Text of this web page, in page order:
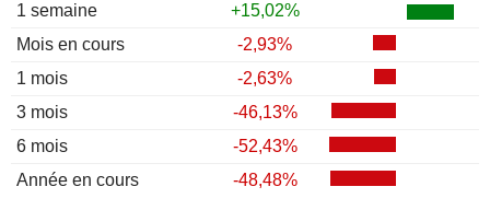
1 semaine
+15,02%
Mois en cours
-2,93%
1 mois
-2,63%
3 mois
-46,13%
6 mois
-52,43%
Année en cours
-48,48%